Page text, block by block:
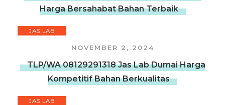
Harga Bersahabat Bahan Terbaik
JAS LAB
NOVEMBER 2, 2024
TLP/WA 08129291318 Jas Lab Dumai Harga
Kompetitif Bahan Berkualitas
JAS LAB